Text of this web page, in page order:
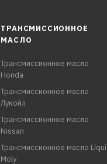
ТРАНСМИССИОННОЕ
МАСЛО
Трансмиссионное масло
Honda
Трансмиссионное масло
Лукойл
Трансмиссионное масло
Nissan
Трансмиссионное масло Liqui
Moly